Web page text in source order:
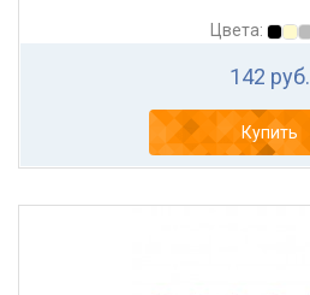
Цвета:
142 руб.
Купить